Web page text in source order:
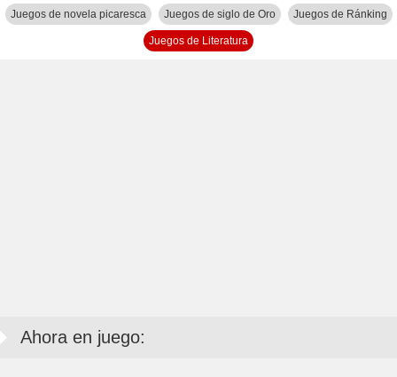
Juegos de novela picaresca Juegos de siglo de Oro Juegos de Ránking
Juegos de Literatura
Ahora en juego: